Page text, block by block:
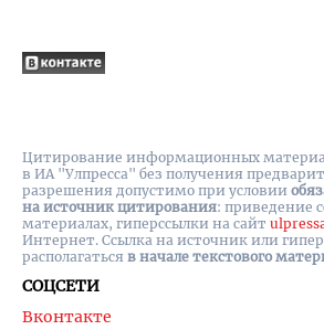
СОЦСЕТИ
Вконтакте
Цитирование информационных
в ИА "Улпресса" без получения
разрешения допустимо при условии
на источник цитирования: приведение
материалах, гиперссылки на cайт
Интернет. Ссылка на источник или
располагаться в начале текстового